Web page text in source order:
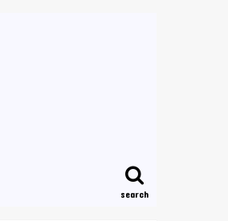
search